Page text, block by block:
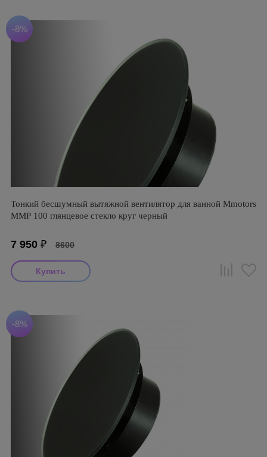
-8%
Тонкий бесшумный вытяжной вентилятор для ванной Mmotors
ММР 100 глянцевое стекло круг черный
7 950 ₽ 8600
-8%